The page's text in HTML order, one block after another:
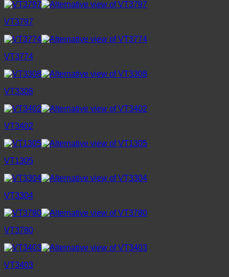
VT3797
VT3774
VT3308
VT3402
VT1305
VT3304
VT3780
VT3403